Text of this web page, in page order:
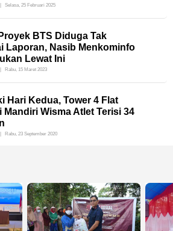
Selasa, 25 Februari 2025
BTS Diduga Tak
Laporan, Nasib Menkominfo
Lewat Ini
Rabu, 15 Maret 2023
Hari Kedua, Tower 4 Flat
Mandiri Wisma Atlet Terisi 34
Rabu, 23 September 2020